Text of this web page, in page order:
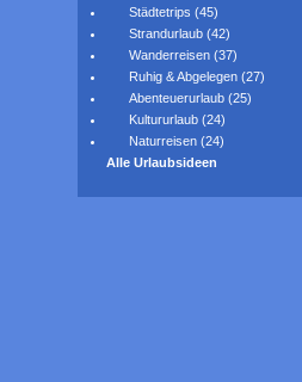
Städtetrips (45)
Strandurlaub (42)
Wanderreisen (37)
Ruhig & Abgelegen (27)
Abenteuerurlaub (25)
Kultururlaub (24)
Naturreisen (24)
Alle Urlaubsideen